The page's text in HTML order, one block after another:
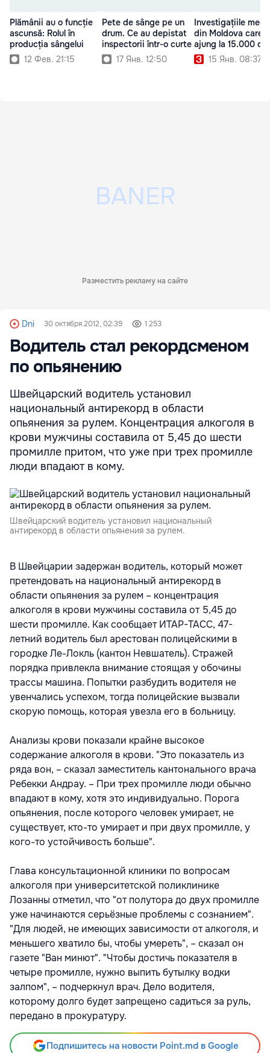
Plămânii au o funcție
ascunsă: Rolul în
producția sângelui
12 Фев. 21:15
Pete de sânge pe un
drum. Ce au depistat
inspectorii într-o curte
17 Янв. 12:50
Investigațiile
din Moldova care
ajung la 15.000 de
15 Янв. 08:37
Разместить рекламу на сайте
Dni 30 октября 2012, 02:39 1 253
Водитель стал рекордсменом
по опьянению
Швейцарский водитель установил
национальный антирекорд в области
опьянения за рулем. Концентрация алкоголя в
крови мужчины составила от 5,45 до шести
промилле притом, что уже при трех промилле
люди впадают в кому.
Швейцарский водитель установил национальный
антирекорд в области опьянения за рулем.
В Швейцарии задержан водитель, который может
претендовать на национальный антирекорд в
области опьянения за рулем – концентрация
алкоголя в крови мужчины составила от 5,45 до
шести промилле. Как сообщает ИТАР-ТАСС, 47-
летний водитель был арестован полицейскими в
городке Ле-Локль (кантон Невшатель). Стражей
порядка привлекла внимание стоящая у обочины
трассы машина. Попытки разбудить водителя не
увенчались успехом, тогда полицейские вызвали
скорую помощь, которая увезла его в больницу.
Анализы крови показали крайне высокое
содержание алкоголя в крови. "Это показатель из
ряда вон, – сказал заместитель кантонального врача
Ребекки Андрау. – При трех промилле люди обычно
впадают в кому, хотя это индивидуально. Порога
опьянения, после которого человек умирает, не
существует, кто-то умирает и при двух промилле, у
кого-то устойчивость больше".
Глава консультационной клиники по вопросам
алкоголя при университетской поликлинике
Лозанны отметил, что "от полутора до двух промилле
уже начинаются серьёзные проблемы с сознанием".
"Для людей, не имеющих зависимости от алкоголя, и
меньшего хватило бы, чтобы умереть", – сказал он
газете "Ван минют". "Чтобы достичь показателя в
четыре промилле, нужно выпить бутылку водки
залпом", – подчеркнул врач. Дело водителя,
которому долго будет запрещено садиться за руль,
передано в прокуратуру.
Подпишитесь на новости Point.md в Google